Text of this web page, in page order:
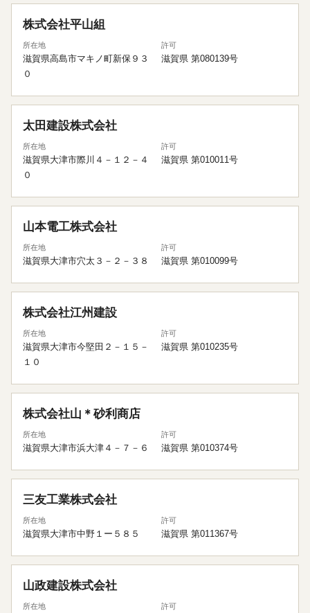
株式会社平山組
所在地
滋賀県高島市マキノ町新保９３
０
許可
滋賀県 第080139号
太田建設株式会社
所在地
滋賀県大津市際川４－１２－４
０
許可
滋賀県 第010011号
山本電工株式会社
所在地
滋賀県大津市穴太３－２－３８
許可
滋賀県 第010099号
株式会社江州建設
所在地
滋賀県大津市今堅田２－１５－
１０
許可
滋賀県 第010235号
株式会社山＊砂利商店
所在地
滋賀県大津市浜大津４－７－６
許可
滋賀県 第010374号
三友工業株式会社
所在地
滋賀県大津市中野１ー５８５
許可
滋賀県 第011367号
山政建設株式会社
所在地 許可